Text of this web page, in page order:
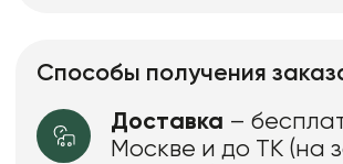
Способы получения
Доставка –
Москве и до ТК (на